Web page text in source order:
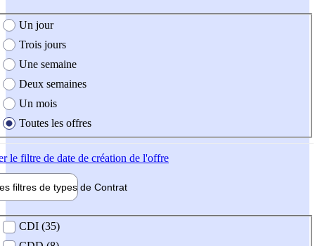
création de l'offre
Un jour
Trois jours
Une semaine
Deux semaines
Un mois
Toutes les offres
le filtre de date de création de l'offre
filtres de types de Contrat
contrat
CDI (35)